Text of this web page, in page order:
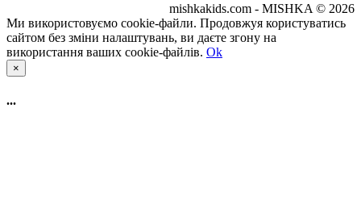
mishkakids.com - MISHKA © 2026
Ми використовуємо cookie-файли. Продовжуя користуватись
сайтом без зміни налаштувань, ви даєте згону на
використання ваших cookie-файлів. Ok
×
...